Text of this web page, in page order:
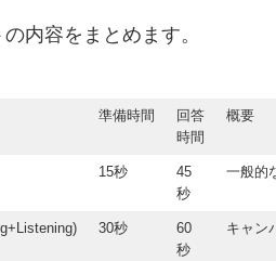
内容をまとめます。
準備時間
回答
時間
概要
15秒
45
秒
一般的
30秒
60
秒
キャン